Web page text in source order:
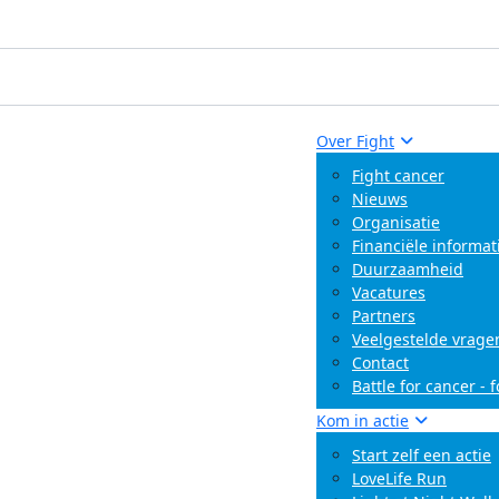
Over Fight
Fight cancer
Nieuws
Organisatie
Financiële
Duurzaamheid
Vacatures
Partners
Veelgestelde
Contact
Battle for cancer -
Kom in actie
Start zelf een actie
LoveLife Run